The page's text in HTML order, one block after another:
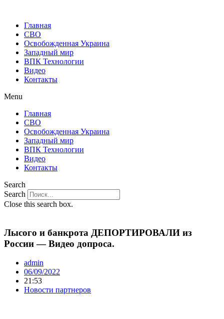
Главная
СВО
Освобожденная Украина
Западный мир
ВПК Технологии
Видео
Контакты
Menu
Главная
СВО
Освобожденная Украина
Западный мир
ВПК Технологии
Видео
Контакты
Search
Search
Close this search box.
Лысого и банкрота ДЕПОРТИРОВАЛИ из
России — Видео допроса.
admin
06/09/2022
21:53
Новости партнеров